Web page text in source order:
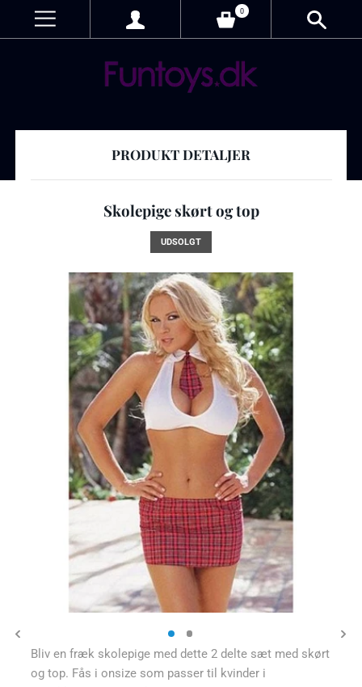
0
PRODUKT DETALJER
Skolepige skørt og top
UDSOLGT
Bliv en fræk skolepige med dette 2 delte sæt med skørt
og top. Fås i onsize som passer til kvinder i